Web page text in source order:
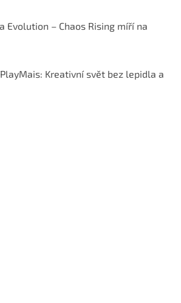
Evolution – Chaos Rising míří na
Kreativní svět bez lepidla a